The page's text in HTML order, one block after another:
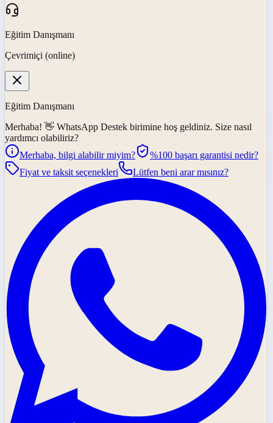
Eğitim Danışmanı
Çevrimiçi (online)
Eğitim Danışmanı
Merhaba! 👋 WhatsApp Destek birimine hoş geldiniz. Size nasıl
yardımcı olabiliriz?
Merhaba, bilgi alabilir miyim?
%100 başarı garantisi nedir?
Fiyat ve taksit seçenekleri
Lütfen beni arar mısınız?